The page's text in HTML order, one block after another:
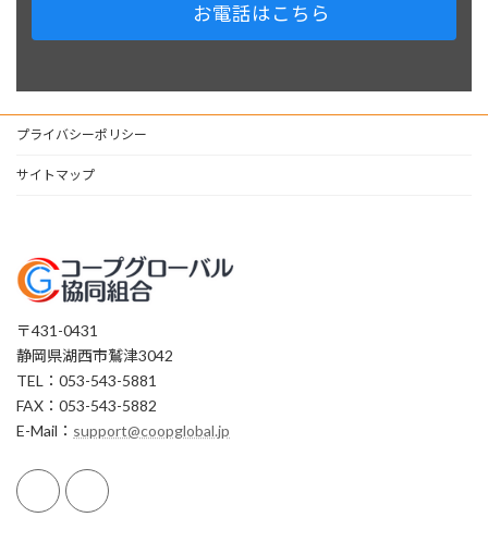
お電話はこちら
プライバシーポリシー
サイトマップ
〒431-0431
静岡県湖西市鷲津3042
TEL：053-543-5881
FAX：053-543-5882
E-Mail： support@coopglobal.jp